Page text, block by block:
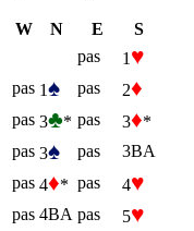
W N E
S
pas
1 ♥
pas 1♠ pas 2♦
pas 3♣* pas 3♦*
pas 3♠ pas
3BA
pas 4♦* pas 4♥
pas 4BA pas 5♥